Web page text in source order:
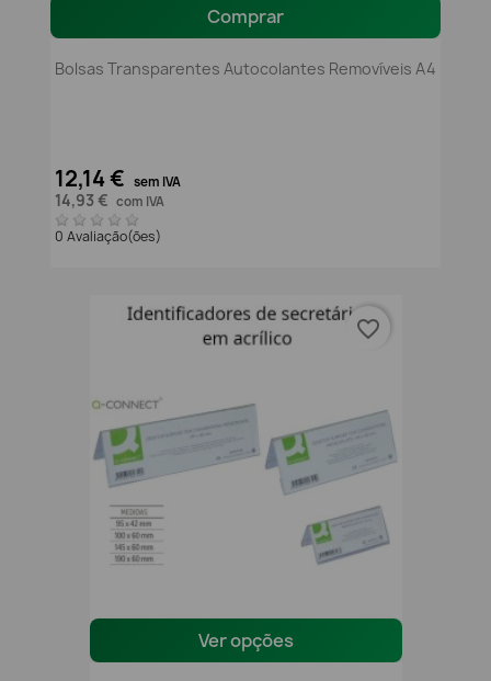
Comprar
Bolsas Transparentes Autocolantes Removíveis A4
12,14 € sem IVA
14,93 € com IVA
0 Avaliação(ões)
Ver opções
favorite_border